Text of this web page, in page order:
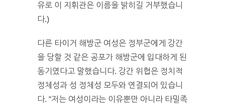
유로 이 지휘관은 이름을 밝히길 거부했습니
다.)
다른 타이거 해방군 여성은 정부군에게 강간
을 당할 것 같은 공포가 해방군에 입대하게 된
동기였다고 말했습니다. 강간 위협은 정치적
정체성과 성 정체성 모두와 연결되어 있습니
다. “저는 여성이라는 이유뿐만 아니라 타밀족